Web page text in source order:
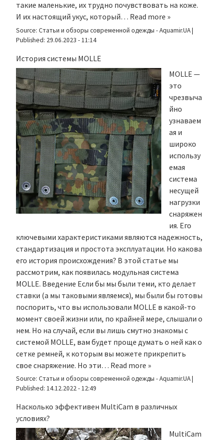
такие маленькие, их трудно почувствовать на коже.
И их настоящий укус, который… Read more »
Source: Статьи и обзоры современной одежды - Aquamir.UA|
Published: 29.06.2023 - 11:14
История системы MOLLE
MOLLE —
это
чрезвыча
йно
узнаваем
ая и
широко
использу
емая
система
несущей
нагрузки
снаряжен
ия. Его
ключевыми характеристиками являются надежность,
стандартизация и простота эксплуатации. Но какова
его история происхождения? В этой статье мы
рассмотрим, как появилась модульная система
MOLLE. Введение Если бы мы были теми, кто делает
ставки (а мы таковыми являемся), мы были бы готовы
поспорить, что вы использовали MOLLE в какой-то
момент своей жизни или, по крайней мере, слышали о
нем. Но на случай, если вы лишь смутно знакомы с
системой MOLLE, вам будет проще думать о ней как о
сетке ремней, к которым вы можете прикрепить
свое снаряжение. Но эти… Read more »
Source: Статьи и обзоры современной одежды - Aquamir.UA|
Published: 14.12.2022 - 12:49
Насколько эффективен MultiCam в различных
условиях?
MultiCam